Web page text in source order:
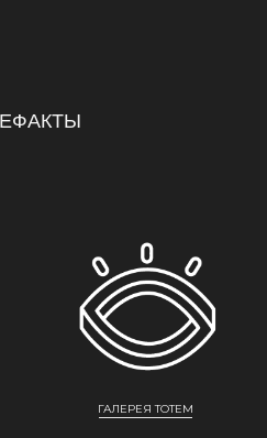
ГАЛЕРЕЯ ТОТЕМ